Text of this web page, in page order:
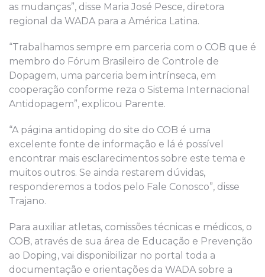
as mudanças”, disse Maria José Pesce, diretora
regional da WADA para a América Latina.
“Trabalhamos sempre em parceria com o COB que é
membro do Fórum Brasileiro de Controle de
Dopagem, uma parceria bem intrínseca, em
cooperação conforme reza o Sistema Internacional
Antidopagem”, explicou Parente.
“A página antidoping do site do COB é uma
excelente fonte de informação e lá é possível
encontrar mais esclarecimentos sobre este tema e
muitos outros. Se ainda restarem dúvidas,
responderemos a todos pelo Fale Conosco”, disse
Trajano.
Para auxiliar atletas, comissões técnicas e médicos, o
COB, através de sua área de Educação e Prevenção
ao Doping, vai disponibilizar no portal toda a
documentação e orientações da WADA sobre a